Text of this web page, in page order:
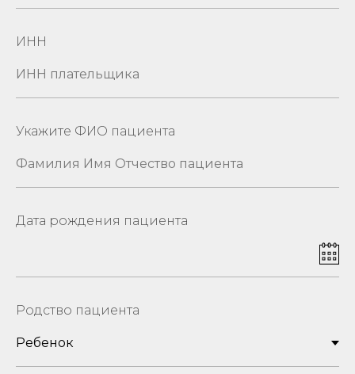
ИНН
Укажите ФИО пациента
Дата рождения пациента
Родство пациента